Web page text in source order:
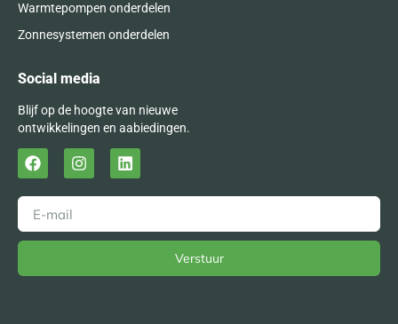
Warmtepompen onderdelen
Zonnesystemen onderdelen
Social media
Blijf op de hoogte van nieuwe
ontwikkelingen en aabiedingen.
Verstuur